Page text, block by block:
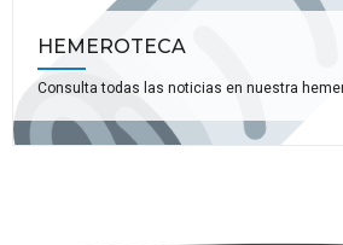
HEMEROTECA
Consulta todas las noticias en nuestra